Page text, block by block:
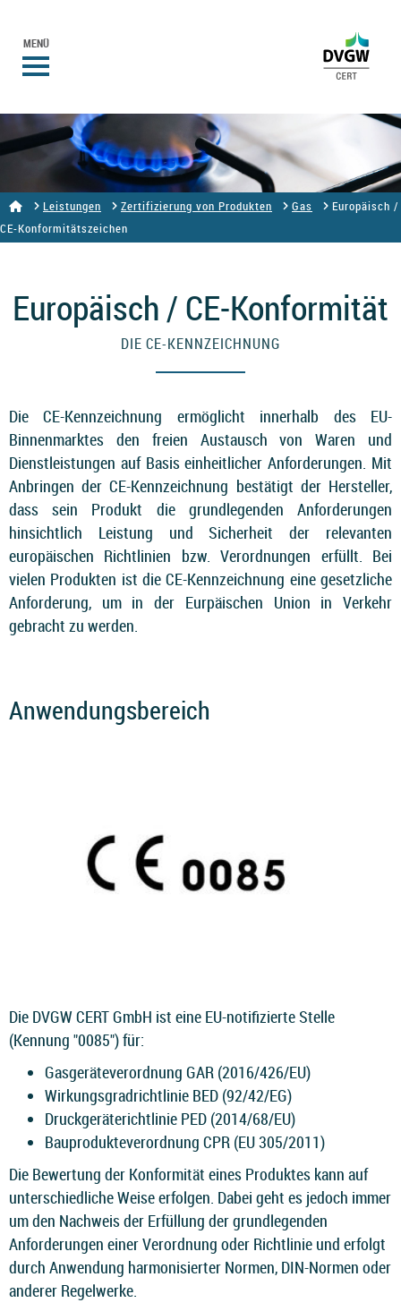
MENÜ
Leistungen Zertifizierung von Produkten Gas
Europäisch /
CE-Konformitätszeichen
Europäisch / CE-Konformität
DIE CE-KENNZEICHNUNG
Die CE-Kennzeichnung ermöglicht innerhalb des EU-
Binnenmarktes den freien Austausch von Waren und
Dienstleistungen auf Basis einheitlicher Anforderungen. Mit
Anbringen der CE-Kennzeichnung bestätigt der Hersteller,
dass sein Produkt die grundlegenden Anforderungen
hinsichtlich Leistung und Sicherheit der relevanten
europäischen Richtlinien bzw. Verordnungen erfüllt. Bei
vielen Produkten ist die CE-Kennzeichnung eine gesetzliche
Anforderung, um in der Eurpäischen Union in Verkehr
gebracht zu werden.
Anwendungsbereich
Die DVGW CERT GmbH ist eine EU-notifizierte Stelle
(Kennung "0085") für:
Gasgeräteverordnung GAR (2016/426/EU)
Wirkungsgradrichtlinie BED (92/42/EG)
Druckgeräterichtlinie PED (2014/68/EU)
Bauprodukteverordnung CPR (EU 305/2011)
Die Bewertung der Konformität eines Produktes kann auf
unterschiedliche Weise erfolgen. Dabei geht es jedoch immer
um den Nachweis der Erfüllung der grundlegenden
Anforderungen einer Verordnung oder Richtlinie und erfolgt
durch Anwendung harmonisierter Normen, DIN-Normen oder
anderer Regelwerke.